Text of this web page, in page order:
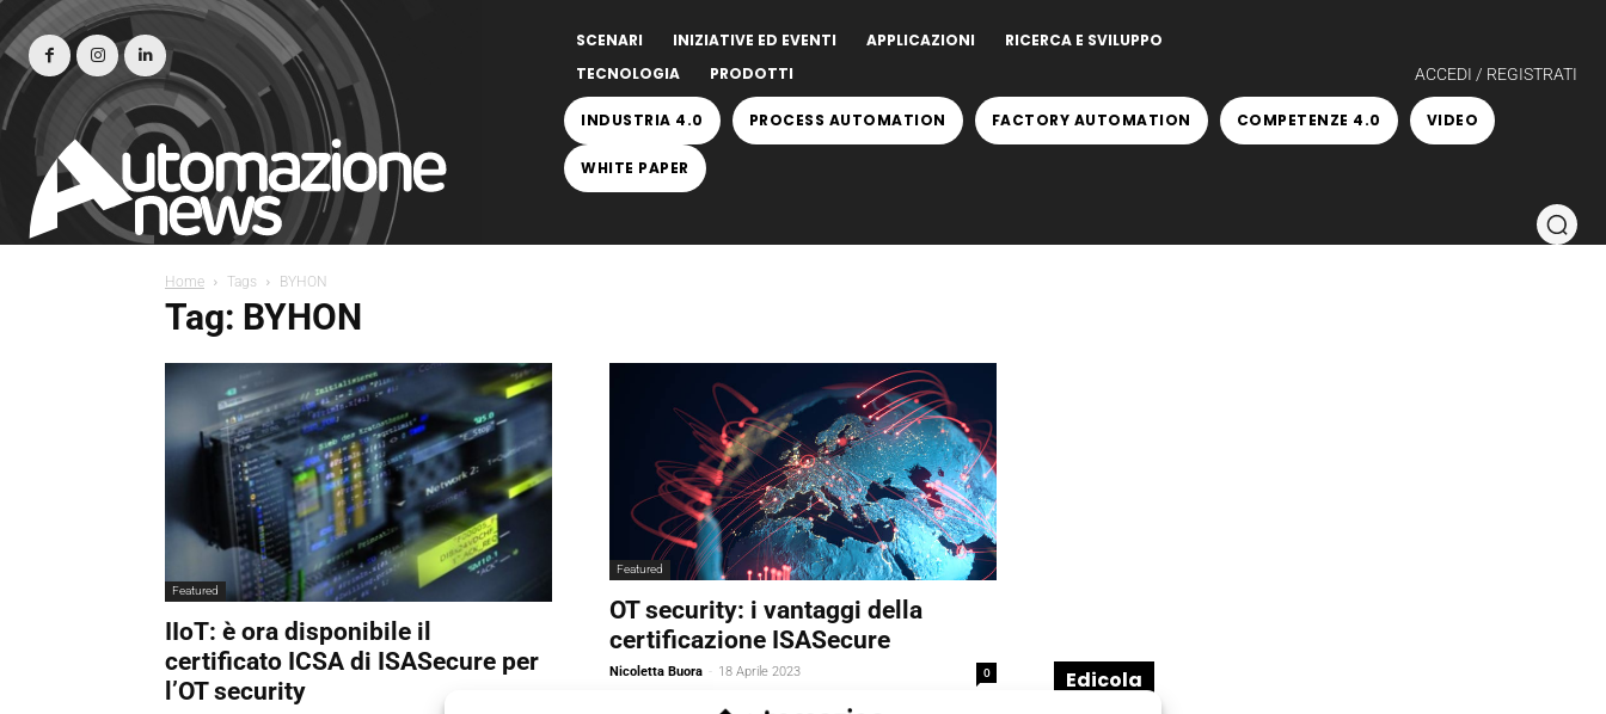
SCENARI INIZIATIVE ED EVENTI APPLICAZIONI
RICERCA E SVILUPPO
TECNOLOGIA
PRODOTTI ACCEDI / REGISTRATI
INDUSTRIA 4.0 PROCESS AUTOMATION FACTORY AUTOMATION COMPETENZE 4.0 VIDEO
WHITE PAPER
Home Tags BYHON
Tag: BYHON
Featured
IIoT: è ora disponibile il
certificato ICSA di ISASecure per
l’OT security
Featured
OT security: i vantaggi della
certificazione ISASecure
Nicoletta Buora - 18 Aprile 2023 0 Edicola